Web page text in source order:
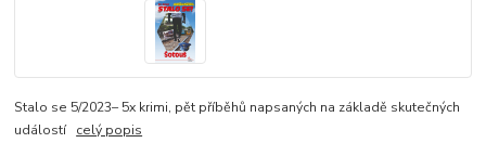
Stalo se 5/2023– 5x krimi, pět příběhů napsaných na základě skutečných
událostí celý popis